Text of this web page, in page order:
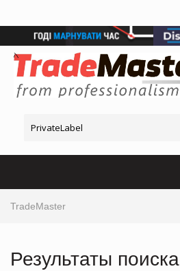
TradeMaster
Результаты поиска